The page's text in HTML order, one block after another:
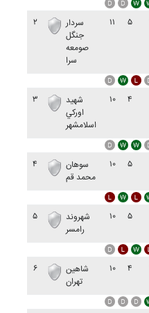
۲
سردار
جنگل
صومعه
سرا
۱۱ ۵
۳
شهيد
اورکي
اسلامشهر
۱۰ ۴
۴
سوهان
محمد قم
۱۰ ۵
۵
شهروند
رامسر
۱۰ ۵
۶
شاهين
تهران
۱۰ ۴